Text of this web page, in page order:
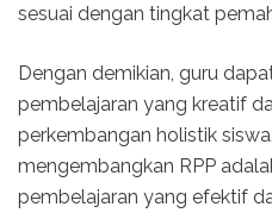
sesuai dengan tingkat
Dengan demikian, guru
pembelajaran yang kreatif
perkembangan holistik
mengembangkan RPP
pembelajaran yang efektif